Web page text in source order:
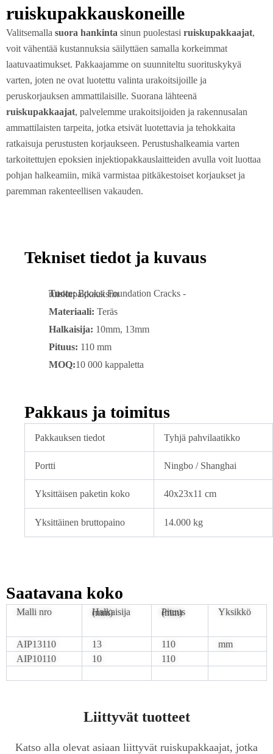
ruiskupakkauskoneille
Valitsemalla suora hankinta sinun puolestasi ruiskupakkaajat,
voit vähentää kustannuksia säilyttäen samalla korkeimmat
laatuvaatimukset. Pakkaajamme on suunniteltu suorituskykyä
varten, joten ne ovat luotettu valinta urakoitsijoille ja
peruskorjauksen ammattilaisille. Suorana lähteenä
ruiskupakkaajat, palvelemme urakoitsijoiden ja rakennusalan
ammattilaisten tarpeita, jotka etsivät luotettavia ja tehokkaita
ratkaisuja perustusten korjaukseen. Perustushalkeamia varten
tarkoitettujen epoksien injektiopakkauslaitteiden avulla voit luottaa
pohjan halkeamiin, mikä varmistaa pitkäkestoiset korjaukset ja
paremman rakenteellisen vakauden.
Tekniset tiedot ja kuvaus
Tuote:
Epoksi Foundation Cracks -ruiskupakkauksiin
Materiaali: Teräs
Halkaisija: 10mm, 13mm
Pituus: 110 mm
MOQ:10 000 kappaletta
Pakkaus ja toimitus
Pakkauksen tiedot Tyhjä pahvilaatikko
Portti Ningbo / Shanghai
Yksittäisen paketin koko 40x23x11 cm
Yksittäinen bruttopaino 14.000 kg
Saatavana koko
Malli nro Halkaisija (mm) Pituus (mm) Yksikkö
AIP13110 13 110
mm
AIP10110
10 110
Liittyvät tuotteet
Katso alla olevat asiaan liittyvät ruiskupakkaajat, jotka